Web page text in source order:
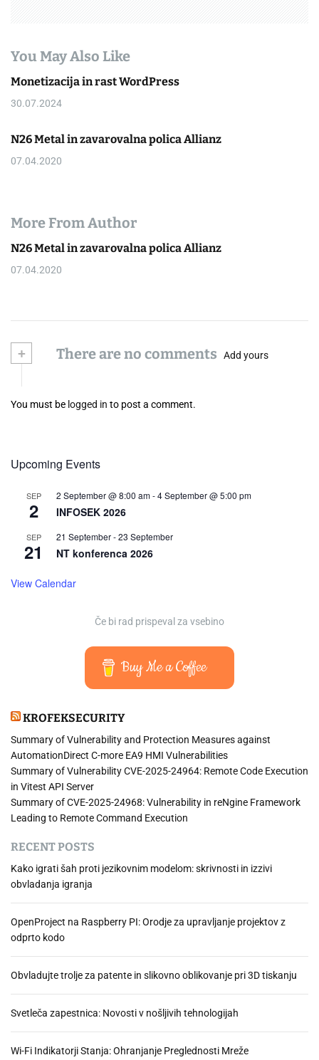
You May Also Like
Monetizacija in rast WordPress
30.07.2024
N26 Metal in zavarovalna polica Allianz
07.04.2020
More From Author
N26 Metal in zavarovalna polica Allianz
07.04.2020
+ There are no comments Add yours
You must be logged in to post a comment.
Upcoming Events
SEP
2
2 September @ 8:00 am-4 September @ 5:00 pm
INFOSEK 2026
SEP
21
21 September-23 September
NT konferenca 2026
View Calendar
Če bi rad prispeval za vsebino
Buy Me a Coffee
KROFEKSECURITY
Summary of Vulnerability and Protection Measures against
AutomationDirect C-more EA9 HMI Vulnerabilities
Summary of Vulnerability CVE-2025-24964: Remote Code Execution
in Vitest API Server
Summary of CVE-2025-24968: Vulnerability in reNgine Framework
Leading to Remote Command Execution
RECENT POSTS
Kako igrati šah proti jezikovnim modelom: skrivnosti in izzivi
obvladanja igranja
OpenProject na Raspberry PI: Orodje za upravljanje projektov z
odprto kodo
Obvladujte trolje za patente in slikovno oblikovanje pri 3D tiskanju
Svetleča zapestnica: Novosti v nošljivih tehnologijah
Wi-Fi Indikatorji Stanja: Ohranjanje Preglednosti Mreže